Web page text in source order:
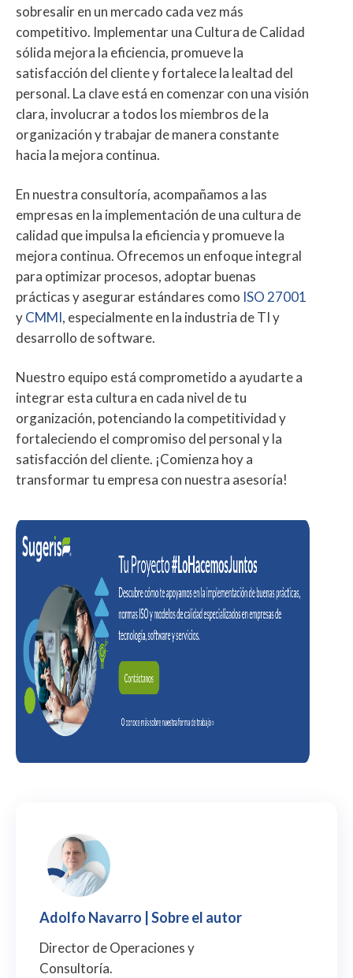
sobresalir en un mercado cada vez más
competitivo. Implementar una Cultura de Calidad
sólida mejora la eficiencia, promueve la
satisfacción del cliente y fortalece la lealtad del
personal. La clave está en comenzar con una visión
clara, involucrar a todos los miembros de la
organización y trabajar de manera constante
hacia la mejora continua.
En nuestra consultoría, acompañamos a las
empresas en la implementación de una cultura de
calidad que impulsa la eficiencia y promueve la
mejora continua. Ofrecemos un enfoque integral
para optimizar procesos, adoptar buenas
prácticas y asegurar estándares como ISO 27001
yCMMI, especialmente en la industria de TI y
desarrollo de software.
Nuestro equipo está comprometido a ayudarte a
integrar esta cultura en cada nivel de tu
organización, potenciando la competitividad y
fortaleciendo el compromiso del personal y la
satisfacción del cliente. ¡Comienza hoy a
transformar tu empresa con nuestra asesoría!
Adolfo Navarro | Sobre el autor
Director de Operaciones y
Consultoría.